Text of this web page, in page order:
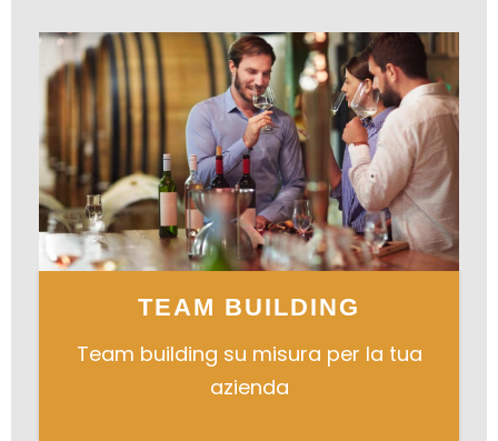
TEAM BUILDING
Team building su misura per la tua
azienda